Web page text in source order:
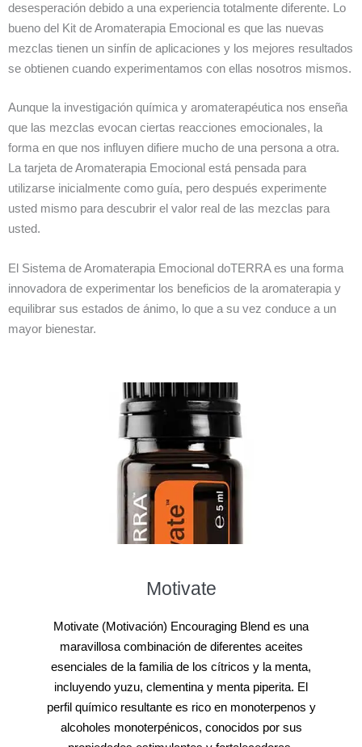
desesperación debido a una experiencia totalmente diferente. Lo
bueno del Kit de Aromaterapia Emocional es que las nuevas
mezclas tienen un sinfín de aplicaciones y los mejores resultados
se obtienen cuando experimentamos con ellas nosotros mismos.
Aunque la investigación química y aromaterapéutica nos enseña
que las mezclas evocan ciertas reacciones emocionales, la
forma en que nos influyen difiere mucho de una persona a otra.
La tarjeta de Aromaterapia Emocional está pensada para
utilizarse inicialmente como guía, pero después experimente
usted mismo para descubrir el valor real de las mezclas para
usted.
El Sistema de Aromaterapia Emocional doTERRA es una forma
innovadora de experimentar los beneficios de la aromaterapia y
equilibrar sus estados de ánimo, lo que a su vez conduce a un
mayor bienestar.
Motivate
Motivate (Motivación) Encouraging Blend es una
maravillosa combinación de diferentes aceites
esenciales de la familia de los cítricos y la menta,
incluyendo yuzu, clementina y menta piperita. El
perfil químico resultante es rico en monoterpenos y
alcoholes monoterpénicos, conocidos por sus